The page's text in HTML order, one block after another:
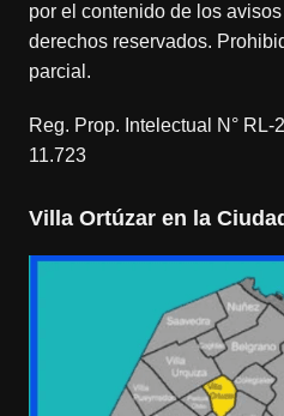
por el contenido de los
derechos reservados.
parcial.
Reg. Prop. Intelectual N°
11.723
Villa Ortúzar en la